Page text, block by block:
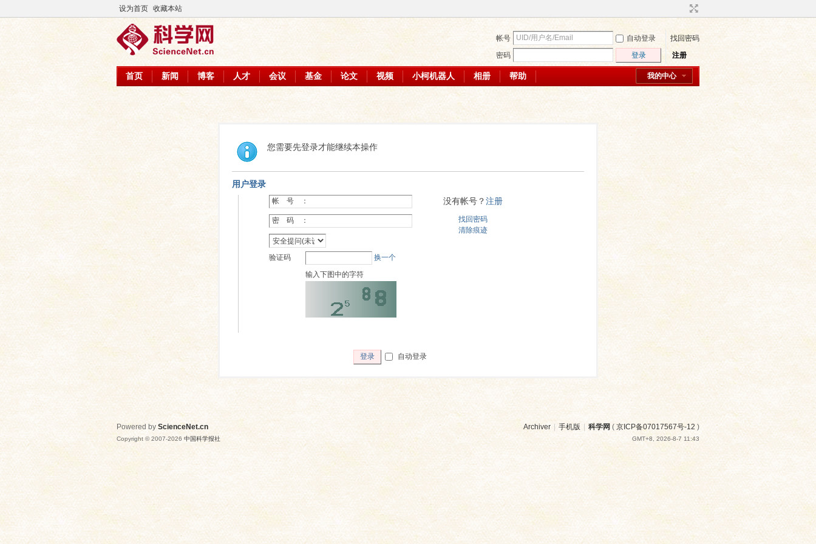
设为首页 收藏本站
帐号 自动登录
找回密码
密码
登录 注册
我的中心
首页 新闻 博客 人才 会议 基金 论文 视频 小柯机器人 相册 帮助
您需要先登录才能继续本操作
用户登录
帐 号 ：
密 码 ：
验证码
换一个
输入下图中的字符
没有帐号？注册
找回密码
清除痕迹
登录 自动登录
Archiver | 手机版 | 科学网 ( 京ICP备07017567号-12 )
GMT+8, 2026-8-7 11:43
Powered by ScienceNet.cn
Copyright © 2007-2026 中国科学报社